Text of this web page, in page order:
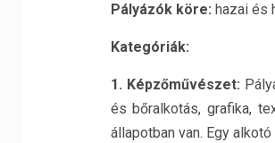
Pályázók köre: hazai és
Kategóriák:
1. Képzőművészet:
és bőralkotás, grafika,
állapotban van. Egy